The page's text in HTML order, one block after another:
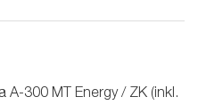
A-300 MT Energy / ZK (inkl.